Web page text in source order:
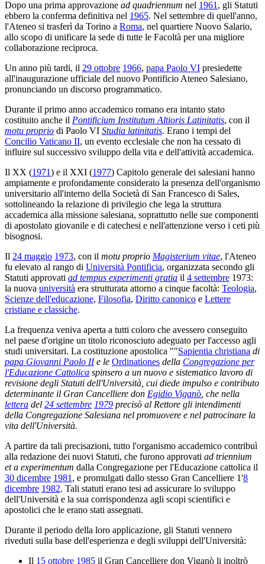
Dopo una prima approvazione ad quadriennum nel 1961 , gli Statuti
ebbero la conferma definitiva nel 1965. Nel settembre di quell'anno,
l'Ateneo si trasferì da Torino a Roma, nel quartiere Nuovo Salario,
allo scopo di unificare la sede di tutte le Facoltà per una migliore
collaborazione reciproca.
Un anno più tardi, il 29 ottobre 1966, papa Paolo VI presiedette
all'inaugurazione ufficiale del nuovo Pontificio Ateneo Salesiano,
pronunciando un discorso programmatico.
Durante il primo anno accademico romano era intanto stato
costituito anche il Pontificium Institutum Altioris Latinitatis, con il
motu proprio di Paolo VI Studia latinitatis. Erano i tempi del
Concilio Vaticano II, un evento ecclesiale che non ha cessato di
influire sul successivo sviluppo della vita e dell'attività accademica.
Il XX (1971) e il XXI (1977) Capitolo generale dei salesiani hanno
ampiamente e profondamente considerato la presenza dell'organismo
universitario all'interno della Società di San Francesco di Sales,
sottolineando la relazione di privilegio che lega la struttura
accademica alla missione salesiana, soprattutto nelle sue componenti
di apostolato giovanile e di catechesi e nell'attenzione verso i ceti più
bisognosi.
Il 24 maggio 1973, con il motu proprio Magisterium vitae, l'Ateneo
fu elevato al rango di Università Pontificia, organizzata secondo gli
Statuti approvati ad tempus experimenti gratia il 4 settembre 1973:
la nuova università era strutturata attorno a cinque facoltà: Teologia,
Scienze dell'educazione, Filosofia, Diritto canonico e Lettere
cristiane e classiche.
La frequenza veniva aperta a tutti coloro che avessero conseguito
nel paese d'origine un titolo riconosciuto adeguato per l'accesso agli
studi universitari. La costituzione apostolica ""Sapientia christiana di
papa Giovanni Paolo IIe le Ordinationes della Congregazione per
l'Educazione Cattolica spinsero a un nuovo e sistematico lavoro di
revisione degli Statuti dell'Università, cui diede impulso e contributo
determinante il Gran Cancelliere don Egidio Viganò , che nella
lettera del 24 settembre 1979 precisò al Rettore gli intendimenti
della Congregazione Salesiana nel promuovere e nel patrocinare la
vita dell'Università.
A partire da tali precisazioni, tutto l'organismo accademico contribuì
alla redazione dei nuovi Statuti, che furono approvati ad triennium
et a experimentum dalla Congregazione per l'Educazione cattolica il
30 dicembre 1981 , e promulgati dallo stesso Gran Cancelliere 1'8
dicembre 1982. Tali statuti erano tesi ad assicurare lo sviluppo
dell'Università e la sua corrispondenza agli scopi scientifici e
apostolici che le erano stati assegnati.
Durante il periodo della loro applicazione, gli Statuti vennero
riveduti sulla base dell'esperienza e degli sviluppi dell'Università:
Il 15 ottobre 1985 il Gran Cancelliere don Viganò li inoltrò